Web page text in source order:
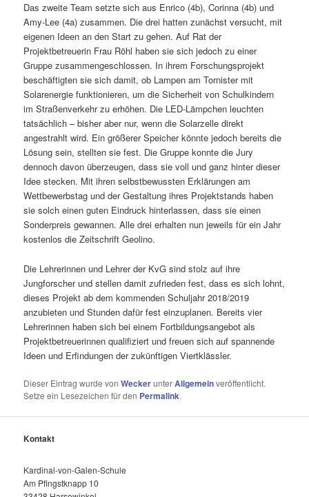
Das zweite Team setzte sich aus Enrico (4b), Corinna (4b) und
Amy-Lee (4a) zusammen. Die drei hatten zunächst versucht, mit
eigenen Ideen an den Start zu gehen. Auf Rat der
Projektbetreuerin Frau Röhl haben sie sich jedoch zu einer
Gruppe zusammengeschlossen. In ihrem Forschungsprojekt
beschäftigten sie sich damit, ob Lampen am Tornister mit
Solarenergie funktionieren, um die Sicherheit von Schulkindern
im Straßenverkehr zu erhöhen. Die LED-Lämpchen leuchten
tatsächlich – bisher aber nur, wenn die Solarzelle direkt
angestrahlt wird. Ein größerer Speicher könnte jedoch bereits die
Lösung sein, stellten sie fest. Die Gruppe konnte die Jury
dennoch davon überzeugen, dass sie voll und ganz hinter dieser
Idee stecken. Mit ihren selbstbewussten Erklärungen am
Wettbewerbstag und der Gestaltung ihres Projektstands haben
sie solch einen guten Eindruck hinterlassen, dass sie einen
Sonderpreis gewannen. Alle drei erhalten nun jeweils für ein Jahr
kostenlos die Zeitschrift Geolino.
Die Lehrerinnen und Lehrer der KvG sind stolz auf ihre
Jungforscher und stellen damit zufrieden fest, dass es sich lohnt,
dieses Projekt ab dem kommenden Schuljahr 2018/2019
anzubieten und Stunden dafür fest einzuplanen. Bereits vier
Lehrerinnen haben sich bei einem Fortbildungsangebot als
Projektbetreuerinnen qualifiziert und freuen sich auf spannende
Ideen und Erfindungen der zukünftigen Viertklässler.
Dieser Eintrag wurde vonWeckerunterAllgemeinveröffentlicht.
Setze ein Lesezeichen für den Permalink.
Kontakt
Kardinal-von-Galen-Schule
Am Pfingstknapp 10